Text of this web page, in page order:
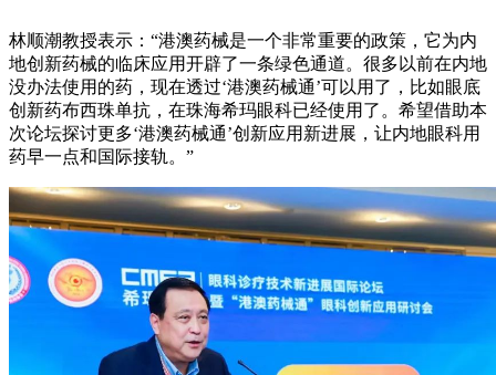
林顺潮教授表示：“港澳药械是一个非常重要的政策，它为内
地创新药械的临床应用开辟了一条绿色通道。很多以前在内地
没办法使用的药，现在透过‘港澳药械通’可以用了，比如眼底
创新药布西珠单抗，在珠海希玛眼科已经使用了。希望借助本
次论坛探讨更多‘港澳药械通’创新应用新进展，让内地眼科用
药早一点和国际接轨。”